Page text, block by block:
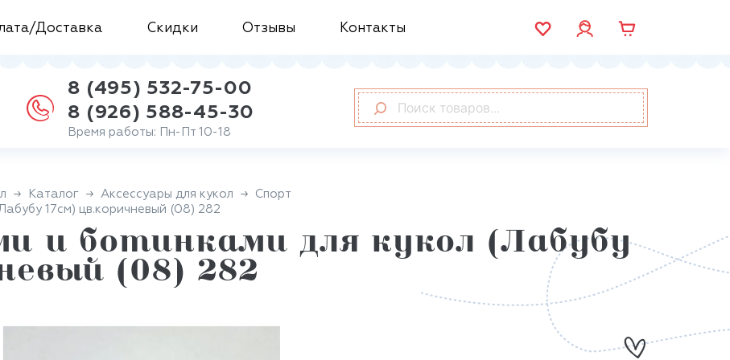
Доставка Скидки Отзывы Контакты
8 (495) 532-75-00
8 (926) 588-45-30
Время работы: Пн-Пт 10-18
Каталог Аксессуары для кукол
Спорт
17см) цв.коричневый (08) 282
и ботинками для кукол (Лабубу
(08) 282